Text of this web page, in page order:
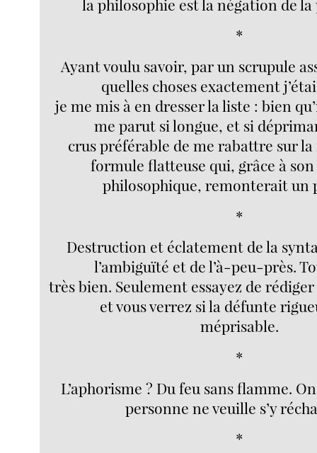
la philosophie est la négation de
*
Ayant voulu savoir, par un scrupule
quelles choses exactement
je me mis à en dresser la liste : bien
me parut si longue, et si
crus préférable de me rabattre sur
formule flatteuse qui, grâce à
philosophique, remonterait un
*
Destruction et éclatement de la
l’ambiguïté et de l’à-peu-près.
très bien. Seulement essayez de
et vous verrez si la défunte
méprisable.
*
L’aphorisme ? Du feu sans flamme.
personne ne veuille s’y
*